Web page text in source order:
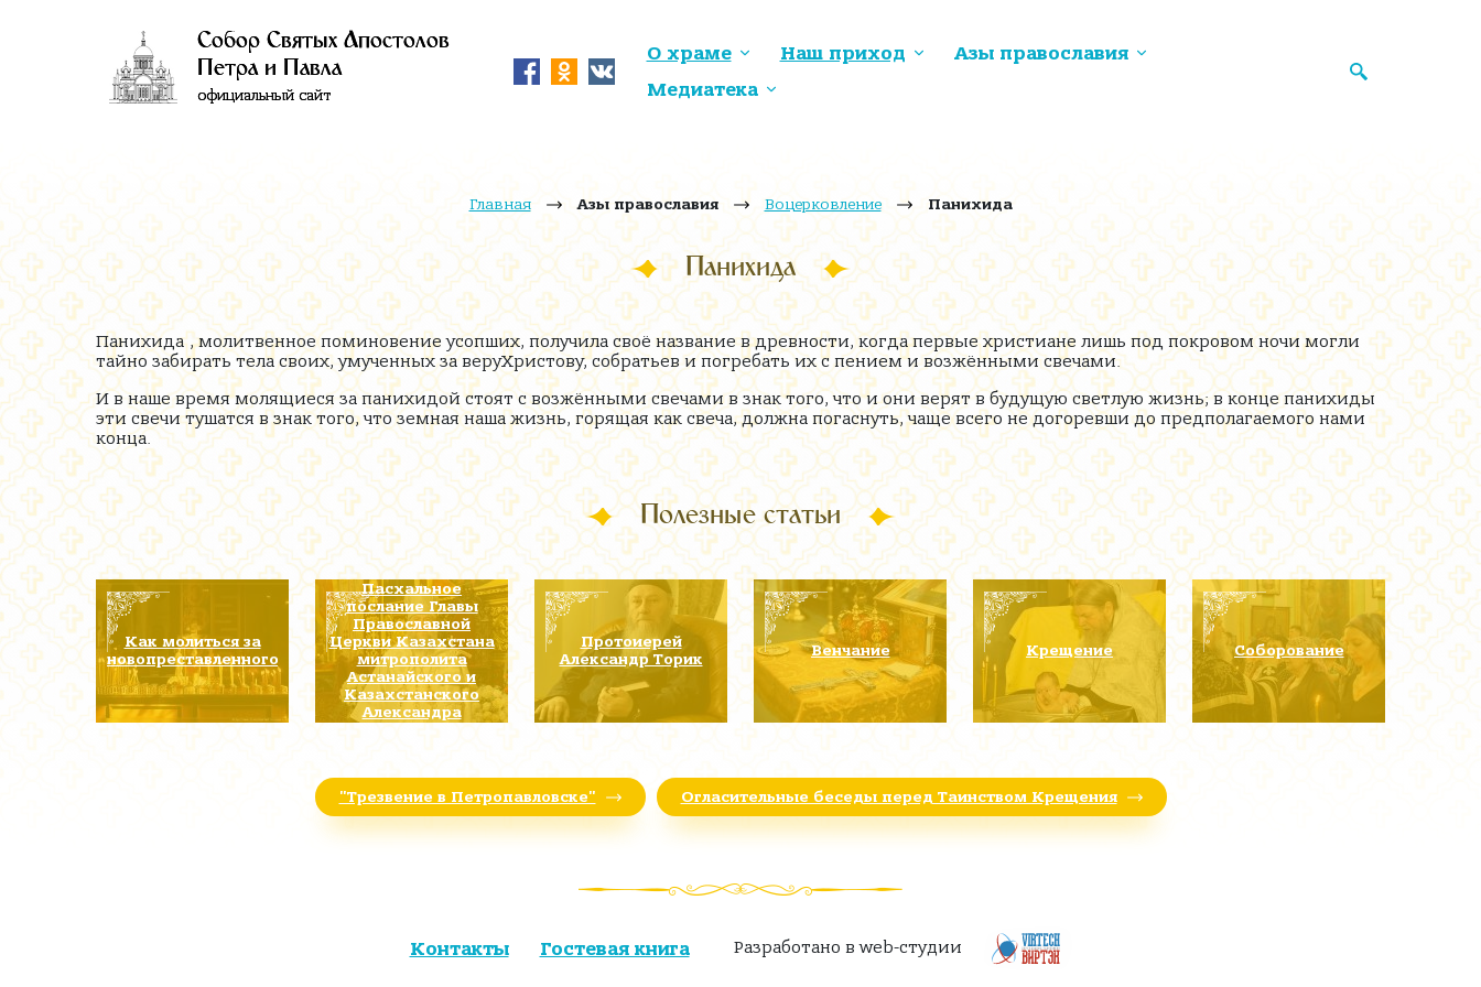
Собор Святых Апостолов
Петра и Павла
официальный сайт
О храме Наш приход
Азы православия
Медиатека
Главная Азы православия Воцерковление Панихида
Панихида
Панихида , молитвенное поминовение усопших, получила своё название в древности, когда первые христиане лишь под покровом ночи могли
тайно забирать тела своих, умученных за веруХристову, собратьев и погребать их с пением и возжёнными свечами.
И в наше время молящиеся за панихидой стоят с возжёнными свечами в знак того, что и они верят в будущую светлую жизнь; в конце панихиды
эти свечи тушатся в знак того, что земная наша жизнь, горящая как свеча, должна погаснуть, чаще всего не догоревши до предполагаемого нами
конца.
Полезные статьи
Как молиться за
новопреставленного
Пасхальное
послание Главы
Православной
Церкви Казахстана
митрополита
Астанайского и
Казахстанского
Александра
Протоиерей
Александр Торик
Венчание Крещение Соборование
"Трезвение в Петропавловске" Огласительные беседы перед Таинством Крещения
Контакты Гостевая книга Разработано в web-студии